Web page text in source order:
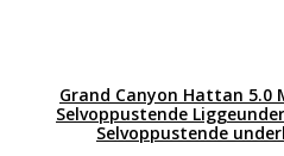
Grand Canyon Hattan 5.0
Selvoppustende
Selvoppustende